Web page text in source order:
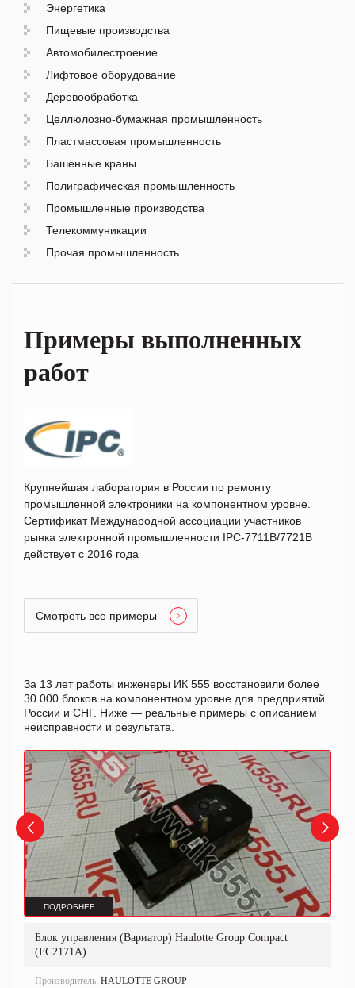
Энергетика
Пищевые производства
Автомобилестроение
Лифтовое оборудование
Деревообработка
Целлюлозно-бумажная промышленность
Пластмассовая промышленность
Башенные краны
Полиграфическая промышленность
Промышленные производства
Телекоммуникации
Прочая промышленность
Примеры выполненных
работ
Крупнейшая лаборатория в России по ремонту
промышленной электроники на компонентном уровне.
Сертификат Международной ассоциации участников
рынка электронной промышленности IPC-7711B/7721B
действует с 2016 года
Смотреть все примеры
За 13 лет работы инженеры ИК 555 восстановили более
30 000 блоков на компонентном уровне для предприятий
России и СНГ. Ниже — реальные примеры с описанием
неисправности и результата.
ПОДРОБНЕЕ
Блок управления (Вариатор) Haulotte Group Compact
(FC2171A)
Производитель: HAULOTTE GROUP